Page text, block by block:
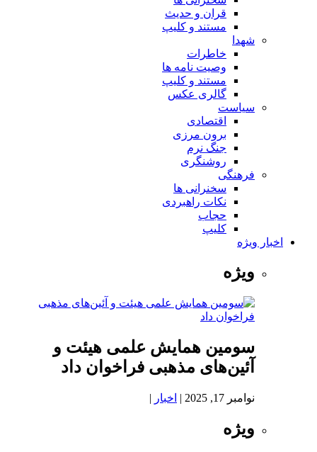
قران و حدیث
مستند و کلیپ
شهدا
خاطرات
وصیت نامه ها
مستند و کلیپ
گالری عکس
سیاست
اقتصادی
برون مرزی
جنگ نرم
روشنگری
فرهنگی
سخنرانی ها
نکات راهبردی
حجاب
کلیپ
اخبار ویژه
ویژه
سومین همایش علمی هیئت و
آئین‌های مذهبی فراخوان داد
نوامبر 17, 2025 | اخبار |
ویژه